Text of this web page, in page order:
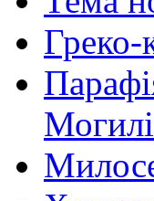
Греко-
Могилі